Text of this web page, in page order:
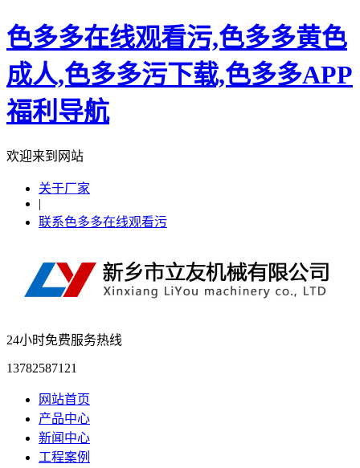
色多多在线观看污,色多多黄色
成人,色多多污下载,色多多APP
福利导航
欢迎来到网站
关于厂家
|
联系色多多在线观看污
24小时免费服务热线
13782587121
网站首页
产品中心
新闻中心
工程案例